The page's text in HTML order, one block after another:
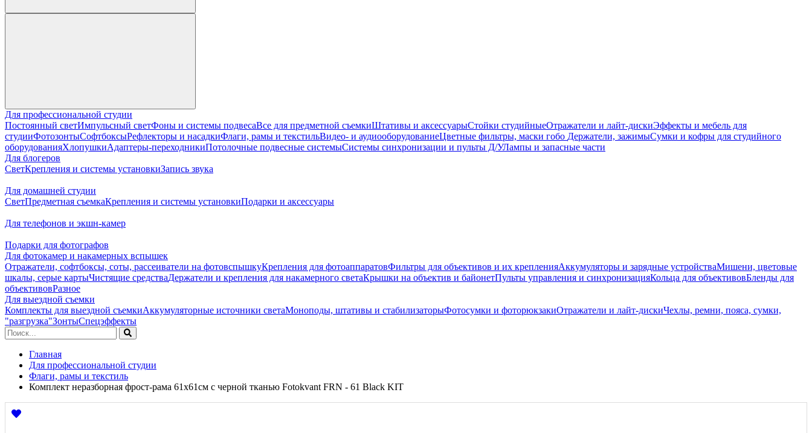
Для профессиональной студии
Постоянный светИмпульсный светФоны и системы подвесаВсе для предметной съемкиШтативы и аксессуарыСтойки студийныеОтражатели и лайт-дискиЭффекты и мебель для
студииФотозонтыСофтбоксыРефлекторы и насадкиФлаги, рамы и текстильВидео- и аудиооборудованиеЦветные фильтры, маски гобо Держатели, зажимыСумки и кофры для студийного
оборудованияХлопушкиАдаптеры-переходникиПотолочные подвесные системыСистемы синхронизации и пульты Д/УЛампы и запасные части
Для блогеров
СветКрепления и системы установкиЗапись звука
Для домашней студии
СветПредметная съемкаКрепления и системы установкиПодарки и аксессуары
Для телефонов и экшн-камер
Подарки для фотографов
Для фотокамер и накамерных вспышек
Отражатели, софтбоксы, соты, рассеиватели на фотовспышкуКрепления для фотоаппаратовФильтры для объективов и их крепленияАккумуляторы и зарядные устройстваМишени, цветовые
шкалы, серые картыЧистящие средстваДержатели и крепления для накамерного светаКрышки на объектив и байонетПульты управления и синхронизацияКольца для объективовБленды для
объективовРазное
Для выездной съемки
Комплекты для выездной съемкиАккумуляторные источники светаМоноподы, штативы и стабилизаторыФотосумки и фоторюкзакиОтражатели и лайт-дискиЧехлы, ремни, пояса, сумки,
"разгрузка"ЗонтыСпецэффекты
Главная
Для профессиональной студии
Флаги, рамы и текстиль
Комплект неразборная фрост-рама 61х61см с черной тканью Fotokvant FRN - 61 Black KIT